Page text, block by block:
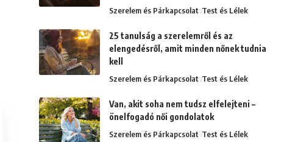
Szerelem és Párkapcsolat Test és Lélek
25 tanulság a szerelemről és az
elengedésről, amit minden nőnek tudnia
kell
Szerelem és Párkapcsolat Test és Lélek
Van, akit soha nem tudsz elfelejteni –
önelfogadó női gondolatok
Szerelem és Párkapcsolat Test és Lélek